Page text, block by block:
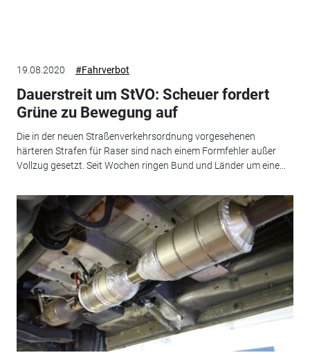
19.08.2020 #Fahrverbot
Dauerstreit um StVO: Scheuer fordert
Grüne zu Bewegung auf
Die in der neuen Straßenverkehrsordnung vorgesehenen
härteren Strafen für Raser sind nach einem Formfehler außer
Vollzug gesetzt. Seit Wochen ringen Bund und Länder um eine...